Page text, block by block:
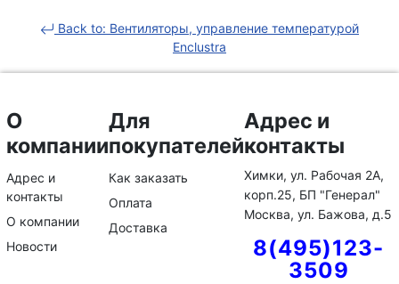
Back to: Вентиляторы, управление температурой
Enclustra
О
компании
Адрес и
контакты
О компании
Новости
Для
покупателей
Как заказать
Оплата
Доставка
Адрес и
контакты
Химки, ул. Рабочая 2А,
корп.25, БП "Генерал"
Москва, ул. Бажова, д.5
8(495)123-
3509